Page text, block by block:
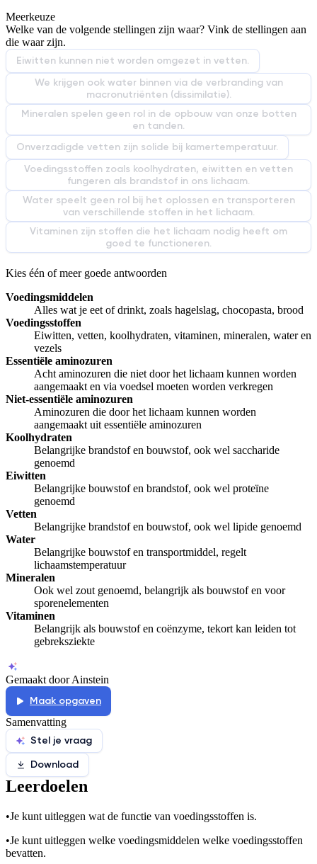
De uitleg gaat te langzaam
Afspelen werkte niet
Meerkeuze
Welke van de volgende stellingen zijn waar? Vink de stellingen aan
die waar zijn.
Eiwitten kunnen niet worden omgezet in vetten.
We krijgen ook water binnen via de verbranding van
macronutriënten (dissimilatie).
Mineralen spelen geen rol in de opbouw van onze botten
en tanden.
Onverzadigde vetten zijn solide bij kamertemperatuur.
Voedingsstoffen zoals koolhydraten, eiwitten en vetten
fungeren als brandstof in ons lichaam.
Water speelt geen rol bij het oplossen en transporteren
van verschillende stoffen in het lichaam.
Vitaminen zijn stoffen die het lichaam nodig heeft om
goed te functioneren.
Kies één of meer goede antwoorden
Voedingsmiddelen
Alles wat je eet of drinkt, zoals hagelslag, chocopasta, brood
Voedingsstoffen
Eiwitten, vetten, koolhydraten, vitaminen, mineralen, water en
vezels
Essentiële aminozuren
Acht aminozuren die niet door het lichaam kunnen worden
aangemaakt en via voedsel moeten worden verkregen
Niet-essentiële aminozuren
Aminozuren die door het lichaam kunnen worden
aangemaakt uit essentiële aminozuren
Koolhydraten
Belangrijke brandstof en bouwstof, ook wel saccharide
genoemd
Eiwitten
Belangrijke bouwstof en brandstof, ook wel proteïne
genoemd
Vetten
Belangrijke brandstof en bouwstof, ook wel lipide genoemd
Water
Belangrijke bouwstof en transportmiddel, regelt
lichaamstemperatuur
Mineralen
Ook wel zout genoemd, belangrijk als bouwstof en voor
sporenelementen
Vitaminen
Belangrijk als bouwstof en coënzyme, tekort kan leiden tot
gebreksziekte
Gemaakt door Ainstein
Maak opgaven
Samenvatting
Stel je vraag
Download
Leerdoelen
•Je kunt uitleggen wat de functie van voedingsstoffen is.
•Je kunt uitleggen welke voedingsmiddelen welke voedingsstoffen
bevatten.